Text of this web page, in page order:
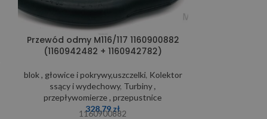
Przewód odmy M116/117 1160900882
(1160942482 + 1160942782)
blok , głowice i pokrywy,uszczelki, Kolektor
ssący i wydechowy, Turbiny ,
przepływomierze , przepustnice
328,79 zł
1160900882